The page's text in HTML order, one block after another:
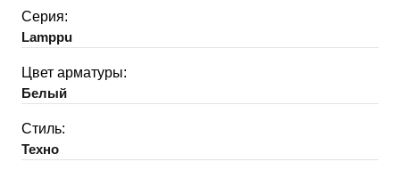
Серия:
Lamppu
Цвет арматуры:
Белый
Стиль:
Техно